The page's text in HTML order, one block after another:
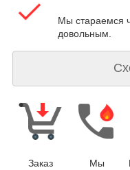
Мы стараемся
довольным.
Заказ
Мы